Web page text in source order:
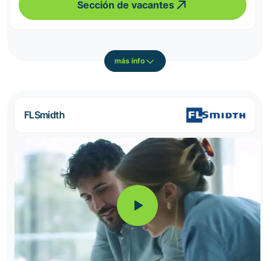
Sección de vacantes
más info
FLSmidth